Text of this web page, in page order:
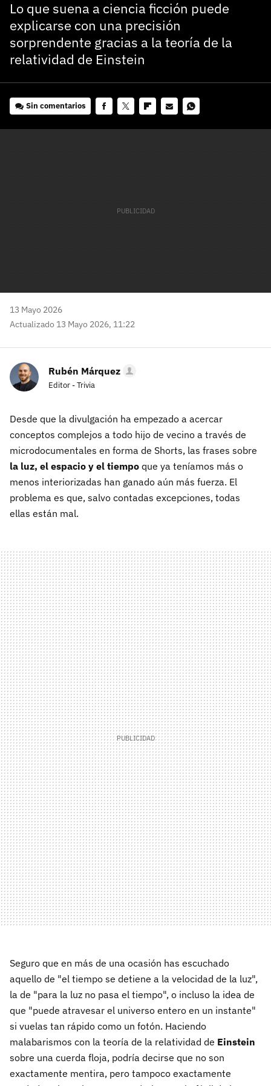
Lo que suena a ciencia ficción puede
explicarse con una precisión
sorprendente gracias a la teoría de la
relatividad de Einstein
Sin comentarios
13 Mayo 2026
Actualizado 13 Mayo 2026, 11:22
Rubén Márquez
Editor - Trivia
Desde que la divulgación ha empezado a acercar
conceptos complejos a todo hijo de vecino a través de
microdocumentales en forma de Shorts, las frases sobre
la luz, el espacio y el tiempo que ya teníamos más o
menos interiorizadas han ganado aún más fuerza. El
problema es que, salvo contadas excepciones, todas
ellas están mal.
Seguro que en más de una ocasión has escuchado
aquello de "el tiempo se detiene a la velocidad de la luz",
la de "para la luz no pasa el tiempo", o incluso la idea de
que "puede atravesar el universo entero en un instante"
si vuelas tan rápido como un fotón. Haciendo
malabarismos con la teoría de la relatividad de Einstein
sobre una cuerda floja, podría decirse que no son
exactamente mentira, pero tampoco exactamente